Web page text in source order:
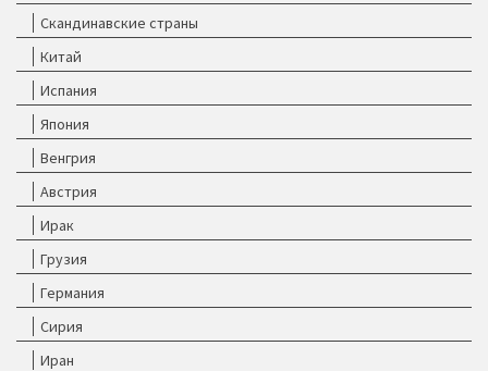
Скандинавские страны
Китай
Испания
Япония
Венгрия
Австрия
Ирак
Грузия
Германия
Сирия
Иран